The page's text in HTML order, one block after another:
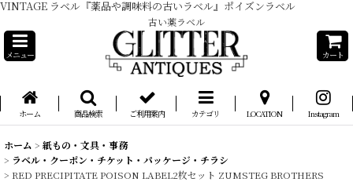
VINTAGE ラベル『薬品や調味料の古いラベル』ポイズンラベル
古い薬ラベル
メニュー カート
ホーム 商品検索 ご利用案内 カテゴリ LOCATION Instagram
ホーム > 紙もの・文具・事務
> ラベル・クーポン・チケット・パッケージ・チラシ
> RED PRECIPITATE POISON LABEL2枚セット ZUMSTEG BROTHERS